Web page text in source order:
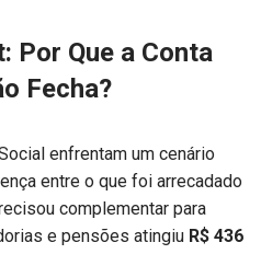
Por Que a Conta
Fecha?
enfrentam um cenário
entre o que foi arrecadado
complementar para
e pensões atingiu R$ 436